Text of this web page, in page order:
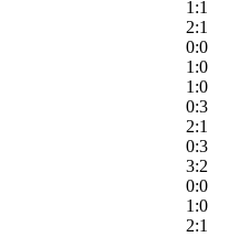
1:1
2:1
0:0
1:0
1:0
0:3
2:1
0:3
3:2
0:0
1:0
2:1